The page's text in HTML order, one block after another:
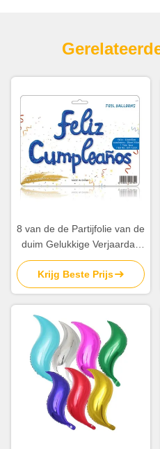
8 van de de Partijfolie van de
duim Gelukkige Verjaardag
van de de Ballonverjaardag
Aangepaste de
Partijdecoratie
Krijg Beste Prijs